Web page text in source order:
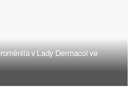
v Lady Dermacol ve